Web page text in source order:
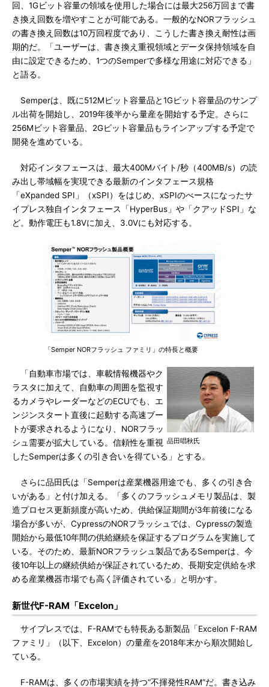
回、1Gビット容量の領域を使用した場合には最大256万回まで書
き換え回数を増やすことが可能である。一般的なNORフラッシュ
の書き換え回数は10万回程度であり、こうした書き換え耐性は画
期的だ。「ユーザーは、書き換え重視領域とデータ保持領域を自
由に設定できるため、1つのSemperで多様な用途に対応できる」
と語る。
Semperは、既に512Mビット容量品と1Gビット容量品のサンプ
ル出荷を開始し、2019年後半から量産を開始する予定。さらに
256Mビット容量品、2Gビット容量品もラインアップする予定で
開発を進めている。
対応インタフェースは、最大400Mバイト/秒（400MB/s）の読
み出し帯域幅を実現できる最新のインタフェース規格
「eXpanded SPI」（xSPI）をはじめ、xSPIのべースになったサ
イプレス独自インタフェース「HyperBus」や「クアッドSPI」な
ど。動作電圧も1.8Vに加え、3.0Vにも対応する。
「Semper NORフラッシュ ファミリ」の特長と概要
品田唱秋氏
「自動車市場では、車載情報機器やク
ラスタに加えて、自動車の周囲を監視す
るカメラやレーダーなどのECUでも、エ
ンジンスタート直後に起動する高速ブー
トが要求されるようになり、NORフラッ
シュ需要が拡大している。信頼性を重視
したSemperは多くの引き合いを得ている」とする。
さらに品田氏は「Semperは産業機器用途でも、多くの引き合
いがある」と付け加える。「多くのフラッシュメモリ製品は、製
造プロセス更新頻度が高いため、供給保証期間が3年前後になる
場合が多いが、CypressのNORフラッシュでは、Cypressの製造
開始から最低10年間の供給継続を保証するプログラムを実施して
いる。そのため、最新NORフラッシュ製品であるSemperは、今
後10年以上の継続供給が保証されているため、長期安定供給を求
める産業機器市場でも高く評価されている」と明かす。
新世代F-RAM「Excelon」
サイプレスでは、F-RAMでも特長ある新製品「Excelon F-RAM
ファミリ」（以下、Excelon）の量産を2018年末から順次開始し
ている。
F-RAMは、多くの市場実績を持つ“不揮発性RAM”だ。書き込み